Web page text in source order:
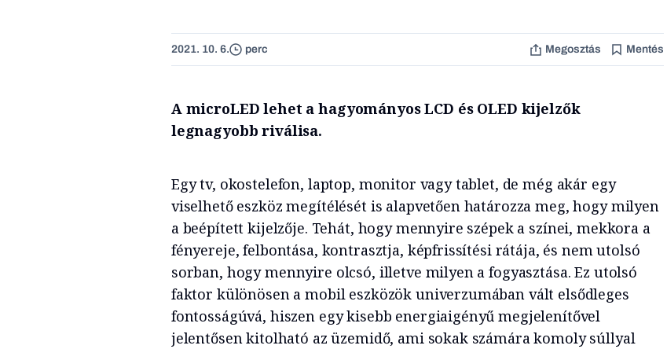
2021. 10. 6. perc Megosztás Mentés
A microLED lehet a hagyományos LCD és OLED kijelzők
legnagyobb riválisa.
Egy tv, okostelefon, laptop, monitor vagy tablet, de még akár egy
viselhető eszköz megítélését is alapvetően határozza meg, hogy milyen
a beépített kijelzője. Tehát, hogy mennyire szépek a színei, mekkora a
fényereje, felbontása, kontrasztja, képfrissítési rátája, és nem utolsó
sorban, hogy mennyire olcsó, illetve milyen a fogyasztása. Ez utolsó
faktor különösen a mobil eszközök univerzumában vált elsődleges
fontosságúvá, hiszen egy kisebb energiaigényű megjelenítővel
jelentősen kitolható az üzemidő, ami sokak számára komoly súllyal